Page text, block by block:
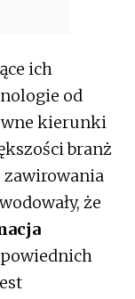
ich
od
kierunki
branż
zawirowania
że